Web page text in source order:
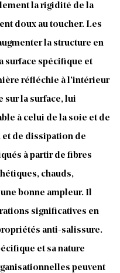
la rigidité de la
doux au toucher. Les
la structure en
surface spécifique et
réfléchie à l'intérieur
sur la surface, lui
à celui de la soie et de
de dissipation de
à partir de fibres
chauds,
bonne ampleur. Il
significatives en
anti-salissure.
et sa nature
peuvent